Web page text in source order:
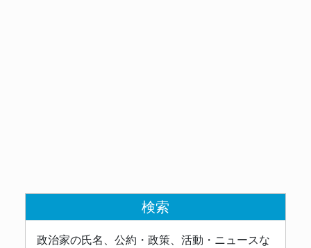
検索
政治家の氏名、公約・政策、活動・ニュースな